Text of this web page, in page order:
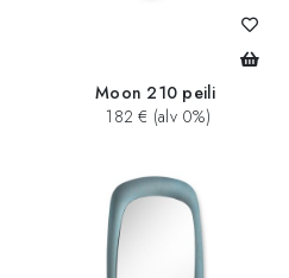
Moon 210 peili
182 € (alv 0%)